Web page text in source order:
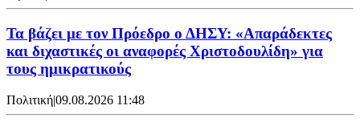
Τα βάζει με τον Πρόεδρο ο ΔΗΣΥ: «Απαράδεκτες
και διχαστικές οι αναφορές Χριστοδουλίδη» για
τους ημικρατικούς
Πολιτική|09.08.2026 11:48